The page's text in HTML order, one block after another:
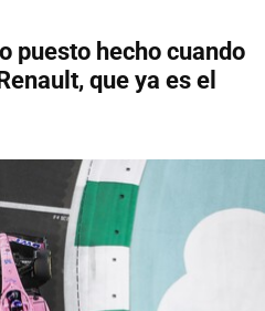
puesto hecho cuando
que ya es el